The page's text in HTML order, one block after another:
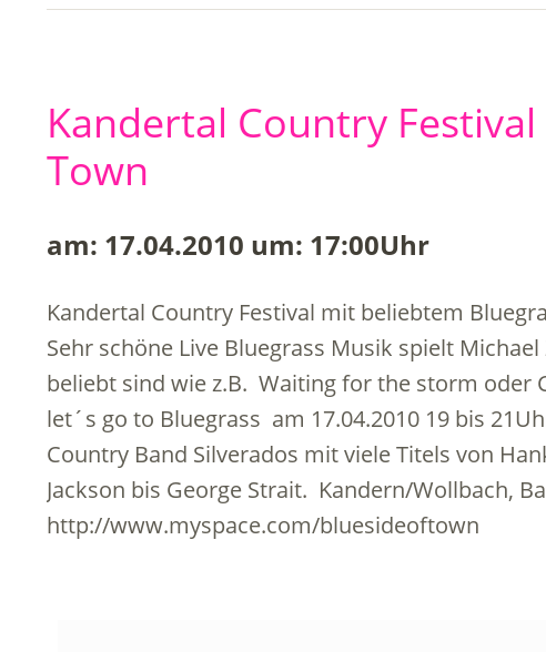
Kandertal Country
Town
am: 17.04.2010 um: 17:00Uhr
Kandertal Country Festival mit beliebtem
Sehr schöne Live Bluegrass Musik spielt
beliebt sind wie z.B. Waiting for the storm oder
let´s go to Bluegrass am 17.04.2010 19 bis
Country Band Silverados mit viele Titels von
Jackson bis George Strait. Kandern/Wollbach,
http://www.myspace.com/bluesideoftown